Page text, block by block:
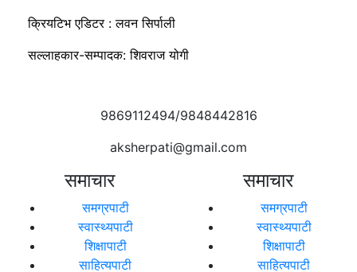
क्रियटिभ एडिटर : लवन सिर्पाली
सल्लाहकार-सम्पादक: शिवराज योगी
9869112494/9848442816
aksherpati@gmail.com
समाचार
समग्रपाटी
स्वास्थ्यपाटी
शिक्षापाटी
साहित्यपाटी
समाचार
समग्रपाटी
स्वास्थ्यपाटी
शिक्षापाटी
साहित्यपाटी